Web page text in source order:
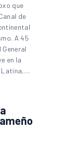
que
de
A 45
en la
Latina,…